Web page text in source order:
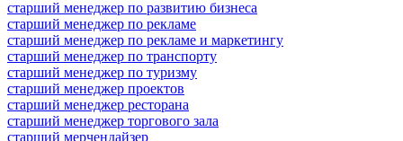
старший менеджер по развитию бизнеса
старший менеджер по рекламе
старший менеджер по рекламе и маркетингу
старший менеджер по транспорту
старший менеджер по туризму
старший менеджер проектов
старший менеджер ресторана
старший менеджер торгового зала
старший мерчендайзер